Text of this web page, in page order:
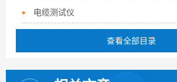
电缆测试仪
查看全部目录